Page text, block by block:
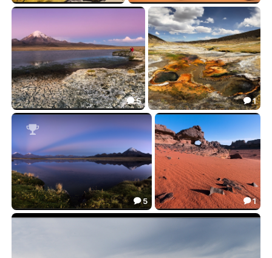
Исландия с воздуха
Алжирская Сахара (Тадрарт)
34.09
Парк Сахама ( Боливия)
34.44
 5
Боливийские фумаролы(1)
20.53
 1

Национальный парк Сахама, Восход
 5
Каменные Замки Тадрарта
 1